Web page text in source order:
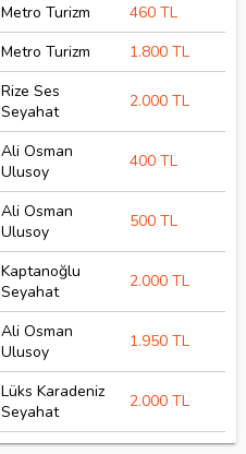
Metro Turizm
460 TL
Metro Turizm 1.800 TL
Rize Ses
Seyahat
2.000 TL
Ali Osman
Ulusoy
400 TL
Ali Osman
Ulusoy
500 TL
Kaptanoğlu
Seyahat
2.000 TL
Ali Osman
Ulusoy
1.950 TL
Lüks Karadeniz
Seyahat
2.000 TL